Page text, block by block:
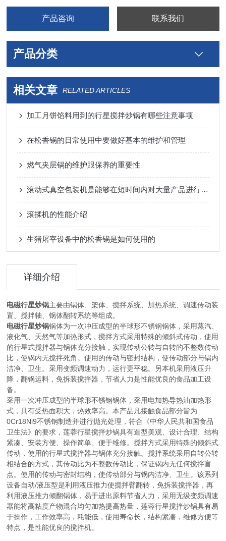
产品咨询 联系我们
产品分类
相关文章 RELATED ARTICLES
加工月饼馅料用到的行星搅拌炒锅有哪些注意事项
在松香锅的日常使用中要做好基本的维护和管理
燃气夹层锅的维护跟保养的重要性
滚动式真空包装机是能够在短时间内对大量产品进行包装
滚揉机的性能介绍
生猪屠宰设备中的松香锅是如何使用的
详细介绍
电磁行星炒锅主要由锅体、架体、搅拌系统、加热系统、调速传动装
置、搅拌轴、锅体翻转系统等组成。
电磁行星炒锅锅体为一次冲压成型的半球形不锈钢锅体，采用蒸汽、
液化气、天然气等加热形式，搅拌方式采用特殊的倾斜式传动，使用
的行星式搅拌器与锅体充分接触，实现传动公转与自转的不整数传动
比，使锅内无搅拌死角。使用的传动与密封结构，使传动部分与锅内
洁净、卫生。采用变频调速动力，运行更平稳。另本机采用液压升
降，翻锅运料，免拆装搅拌器，节省人力是性能优良的食品加工设
备。
采用一次冲压成型的半球形不锈钢锅体，采用电加热导热油加热形
式，具有受热面积大，热效率高。本产品凡接触食品部分皆为
0Cr18Ni9不锈钢制造并进行抛光处理，符合《中华人民共和国食品
卫生法》的要求，莲蓉行星搅拌炒锅具有造型美观、设计合理、结构
紧凑、安装方便、操作简单、便于维修。搅拌方式采用特殊的倾斜式
传动，使用的行星式搅拌器与锅体充分接触。搅拌系统采用自转公转
相结合的方式，其传动比为不整数传动比，保证锅内无任何搅拌盲
点。使用的传动与密封结构，使传动部分与锅内洁净、卫生。该系列
设备自动/液压型是利用液压推力使搅拌臂翻转，免拆装搅拌器，再
利用液压推力倾翻锅体，易于进出原料节省人力，采用无级变频调速
器能将高粘度产物混合均匀加热提高热量，莲蓉行星搅拌炒锅具有易
于操作，工作效率高，耗能低，使用寿命长，结构紧凑，维修方便等
特点，是性能优良的搅拌机。